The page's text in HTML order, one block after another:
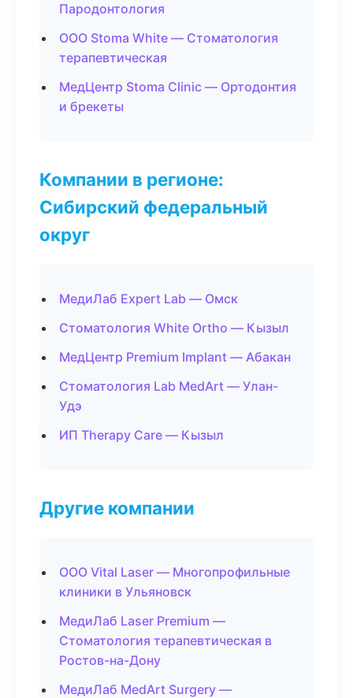
Пародонтология
ООО Stoma White — Стоматология
терапевтическая
МедЦентр Stoma Clinic — Ортодонтия
и брекеты
Компании в регионе:
Сибирский федеральный
округ
МедиЛаб Expert Lab — Омск
Стоматология White Ortho — Кызыл
МедЦентр Premium Implant — Абакан
Стоматология Lab MedArt — Улан-
Удэ
ИП Therapy Care — Кызыл
Другие компании
ООО Vital Laser — Многопрофильные
клиники в Ульяновск
МедиЛаб Laser Premium —
Стоматология терапевтическая в
Ростов-на-Дону
МедиЛаб MedArt Surgery —